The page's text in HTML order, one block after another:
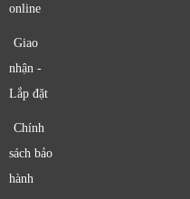
online
Giao
nhận -
Lắp đặt
Chính
sách bảo
hành